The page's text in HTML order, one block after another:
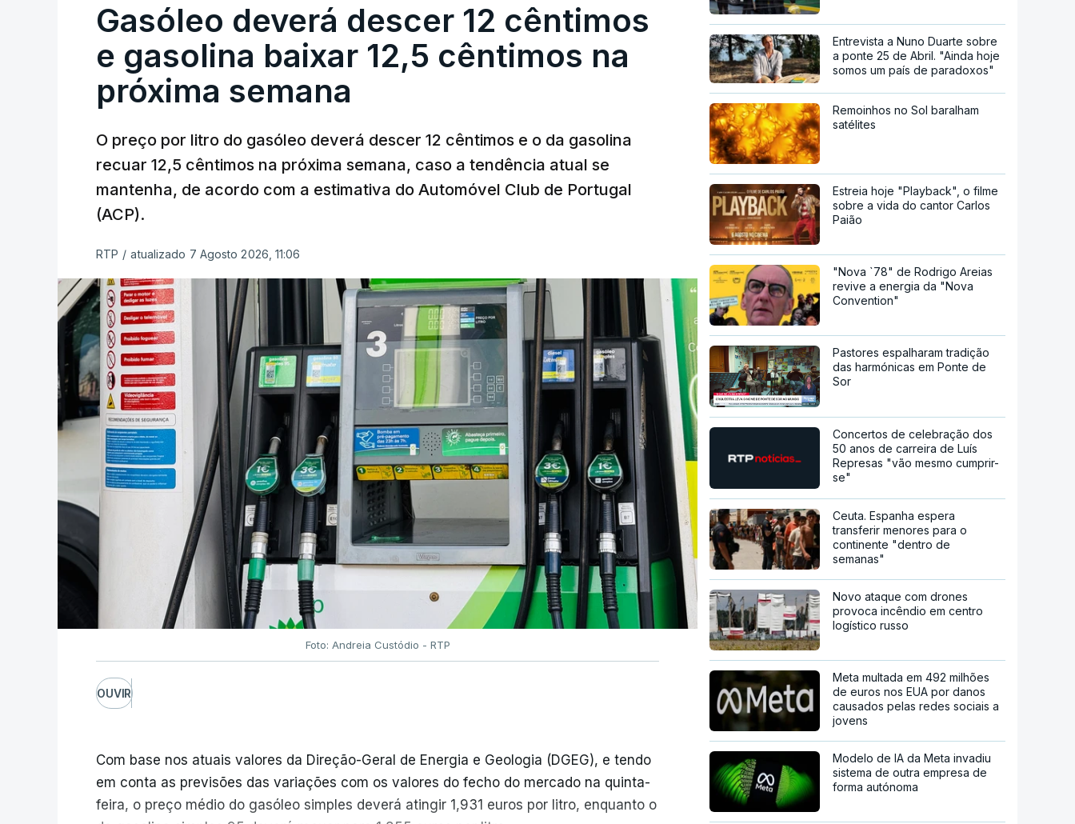
Gasóleo deverá descer 12 cêntimos
e gasolina baixar 12,5 cêntimos na
próxima semana
O preço por litro do gasóleo deverá descer 12 cêntimos e o da gasolina
recuar 12,5 cêntimos na próxima semana, caso a tendência atual se
mantenha, de acordo com a estimativa do Automóvel Club de Portugal
(ACP).
RTP / atualizado 7 Agosto 2026, 11:06
Foto: Andreia Custódio - RTP
OUVIR
Com base nos atuais valores da Direção-Geral de Energia e Geologia (DGEG), e tendo
em conta as previsões das variações com os valores do fecho do mercado na quinta-
feira, o preço médio do gasóleo simples deverá atingir 1,931 euros por litro, enquanto o
Entrevista a Nuno Duarte sobre
a ponte 25 de Abril. "Ainda hoje
somos um país de paradoxos"
Remoinhos no Sol baralham
satélites
Estreia hoje "Playback", o filme
sobre a vida do cantor Carlos
Paião
"Nova `78" de Rodrigo Areias
revive a energia da "Nova
Convention"
Pastores espalharam tradição
das harmónicas em Ponte de
Sor
Concertos de celebração dos
50 anos de carreira de Luís
Represas "vão mesmo cumprir-
se"
Ceuta. Espanha espera
transferir menores para o
continente "dentro de
semanas"
Novo ataque com drones
provoca incêndio em centro
logístico russo
Meta multada em 492 milhões
de euros nos EUA por danos
causados pelas redes sociais a
jovens
Modelo de IA da Meta invadiu
sistema de outra empresa de
forma autónoma